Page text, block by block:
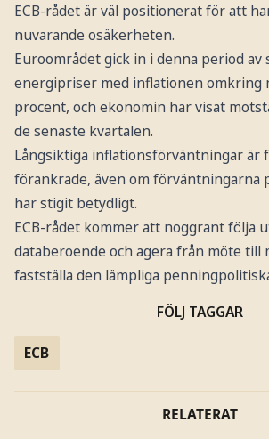
ECB-rådet är väl positionerat för att
nuvarande osäkerheten.
Euroområdet gick in i denna period av
energipriser med inflationen omkring
procent, och ekonomin har visat
de senaste kvartalen.
Långsiktiga inflationsförväntningar är
förankrade, även om förväntningarna
har stigit betydligt.
ECB-rådet kommer att noggrant följa
databeroende och agera från möte till
fastställa den lämpliga
FÖLJ TAGGAR
ECB
RELATERAT